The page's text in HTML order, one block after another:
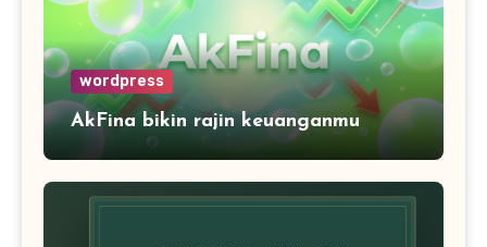
wordpress
AkFina bikin rajin keuanganmu